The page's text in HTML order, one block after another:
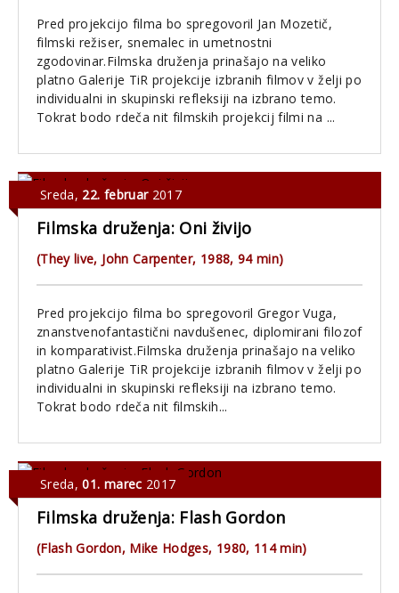
Pred projekcijo filma bo spregovoril Jan Mozetič,
filmski režiser, snemalec in umetnostni
zgodovinar.Filmska druženja prinašajo na veliko
platno Galerije TiR projekcije izbranih filmov v želji po
individualni in skupinski refleksiji na izbrano temo.
Tokrat bodo rdeča nit filmskih projekcij filmi na ...
Sreda, 22. februar2017
Filmska druženja: Oni živijo
(They live, John Carpenter, 1988, 94 min)
Pred projekcijo filma bo spregovoril Gregor Vuga,
znanstvenofantastični navdušenec, diplomirani filozof
in komparativist.Filmska druženja prinašajo na veliko
platno Galerije TiR projekcije izbranih filmov v želji po
individualni in skupinski refleksiji na izbrano temo.
Tokrat bodo rdeča nit filmskih...
Sreda,01. marec 2017
Filmska druženja: Flash Gordon
(Flash Gordon, Mike Hodges, 1980, 114 min)